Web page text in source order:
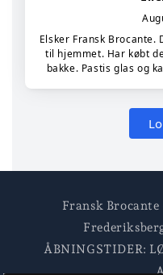
Fransk
ÅBNINGSTIDER: